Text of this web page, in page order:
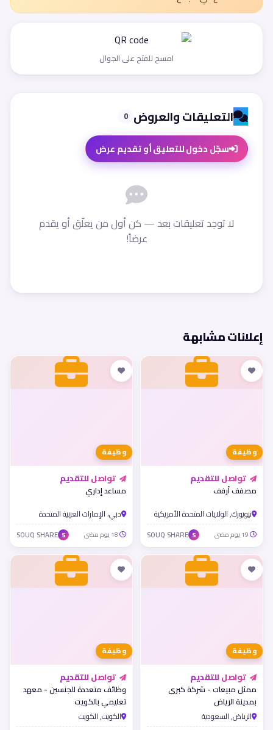
امسح للفتح على الجوال
التعليقات والعروض 0
سجّل دخول للتعليق أو تقديم عرض
لا توجد تعليقات بعد — كن أول من يعلّق أو يقدم
عرضاً!
إعلانات مشابهة
وظيفة
تواصل للتقديم
مصفف أرفف
نيويورك, الولايات المتحدة الأمريكية
S
SOUQ SHARE
وظيفة
تواصل للتقديم
مساعد إداري
دبي، الإمارات العربية المتحدة
S
SOUQ SHARE
وظيفة
تواصل للتقديم
ممثل مبيعات - شركة كبرى
بمدينة الرياض
الرياض, السعودية
وظيفة
تواصل للتقديم
وظائف متعددة للجنسين - معهد
تعليمي بالكويت
الكويت, الكويت